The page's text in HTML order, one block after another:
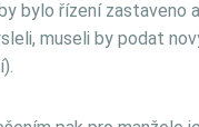
bylo řízení zastaveno
museli by podat